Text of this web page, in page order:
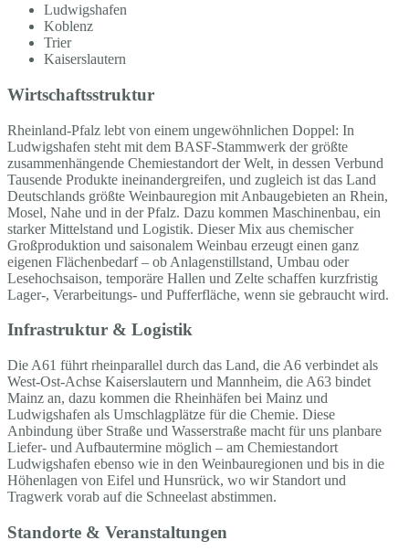
Ludwigshafen
Koblenz
Trier
Kaiserslautern
Wirtschaftsstruktur
Rheinland-Pfalz lebt von einem ungewöhnlichen Doppel: In
Ludwigshafen steht mit dem BASF-Stammwerk der größte
zusammenhängende Chemiestandort der Welt, in dessen Verbund
Tausende Produkte ineinandergreifen, und zugleich ist das Land
Deutschlands größte Weinbauregion mit Anbaugebieten an Rhein,
Mosel, Nahe und in der Pfalz. Dazu kommen Maschinenbau, ein
starker Mittelstand und Logistik. Dieser Mix aus chemischer
Großproduktion und saisonalem Weinbau erzeugt einen ganz
eigenen Flächenbedarf – ob Anlagenstillstand, Umbau oder
Lesehochsaison, temporäre Hallen und Zelte schaffen kurzfristig
Lager-, Verarbeitungs- und Pufferfläche, wenn sie gebraucht wird.
Infrastruktur & Logistik
Die A61 führt rheinparallel durch das Land, die A6 verbindet als
West-Ost-Achse Kaiserslautern und Mannheim, die A63 bindet
Mainz an, dazu kommen die Rheinhäfen bei Mainz und
Ludwigshafen als Umschlagplätze für die Chemie. Diese
Anbindung über Straße und Wasserstraße macht für uns planbare
Liefer- und Aufbautermine möglich – am Chemiestandort
Ludwigshafen ebenso wie in den Weinbauregionen und bis in die
Höhenlagen von Eifel und Hunsrück, wo wir Standort und
Tragwerk vorab auf die Schneelast abstimmen.
Standorte & Veranstaltungen